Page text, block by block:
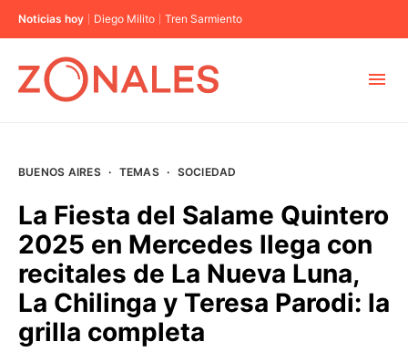
Noticias hoy Diego Milito Tren Sarmiento
BUENOS AIRES
PROVINCIAS
BUENOS AIRES · TEMAS · SOCIEDAD
La Fiesta del Salame Quintero
2025 en Mercedes llega con
recitales de La Nueva Luna,
La Chilinga y Teresa Parodi: la
grilla completa